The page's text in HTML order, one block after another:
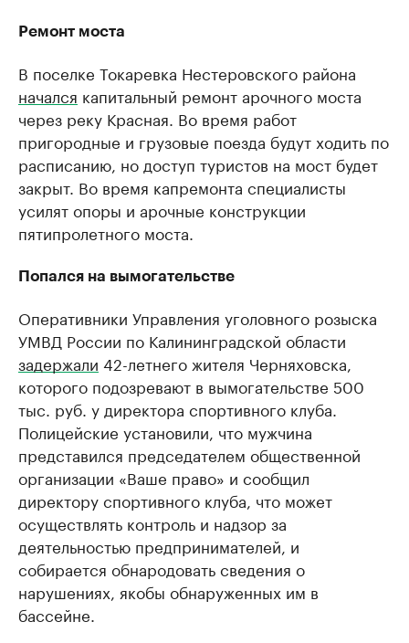
Ремонт моста
В поселке Токаревка Нестеровского района
начался капитальный ремонт арочного моста
через реку Красная. Во время работ
пригородные и грузовые поезда будут ходить по
расписанию, но доступ туристов на мост будет
закрыт. Во время капремонта специалисты
усилят опоры и арочные конструкции
пятипролетного моста.
Попался на вымогательстве
Оперативники Управления уголовного розыска
УМВД России по Калининградской области
задержали 42-летнего жителя Черняховска,
которого подозревают в вымогательстве 500
тыс. руб. у директора спортивного клуба.
Полицейские установили, что мужчина
представился председателем общественной
организации «Ваше право» и сообщил
директору спортивного клуба, что может
осуществлять контроль и надзор за
деятельностью предпринимателей, и
собирается обнародовать сведения о
нарушениях, якобы обнаруженных им в
бассейне.